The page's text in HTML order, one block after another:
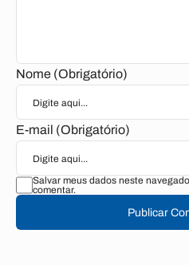
Nome (Obrigatório)
E-mail (Obrigatório)
Salvar meus dados neste
comentar.
Publicar